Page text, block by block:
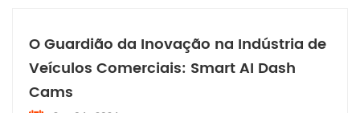
O Guardião da Inovação na Indústria de
Veículos Comerciais: Smart AI Dash
Cams